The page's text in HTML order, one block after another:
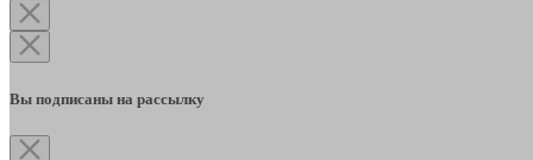
Вы подписаны на рассылку